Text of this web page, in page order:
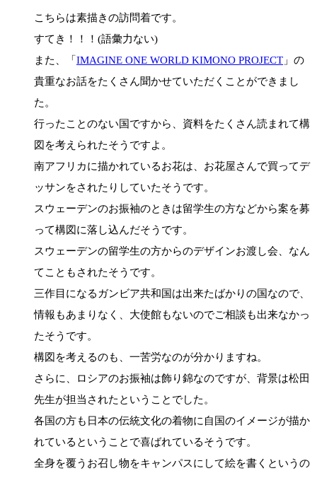
こちらは素描きの訪問着です。
すてき！！！(語彙力ない)
また、「 IMAGINE ONE WORLD KIMONO PROJECT 」の
貴重なお話をたくさん聞かせていただくことができまし
た。
行ったことのない国ですから、資料をたくさん読まれて構
図を考えられたそうですよ。
南アフリカに描かれているお花は、お花屋さんで買ってデ
ッサンをされたりしていたそうです。
スウェーデンのお振袖のときは留学生の方などから案を募
って構図に落し込んだそうです。
スウェーデンの留学生の方からのデザインお渡し会、なん
てこともされたそうです。
三作目になるガンビア共和国は出来たばかりの国なので、
情報もあまりなく、大使館もないのでご相談も出来なかっ
たそうです。
構図を考えるのも、一苦労なのが分かりますね。
さらに、ロシアのお振袖は飾り錦なのですが、背景は松田
先生が担当されたということでした。
各国の方も日本の伝統文化の着物に自国のイメージが描か
れているということで喜ばれているそうです。
全身を覆うお召し物をキャンパスにして絵を書くというの